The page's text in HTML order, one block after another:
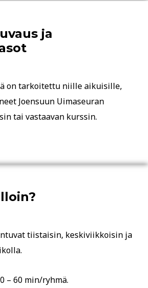
ja
on tarkoitettu niille aikuisille,
Joensuun Uimaseuran
tai vastaavan kurssin.
tiistaisin, keskiviikkoisin ja
– 60 min/ryhmä.